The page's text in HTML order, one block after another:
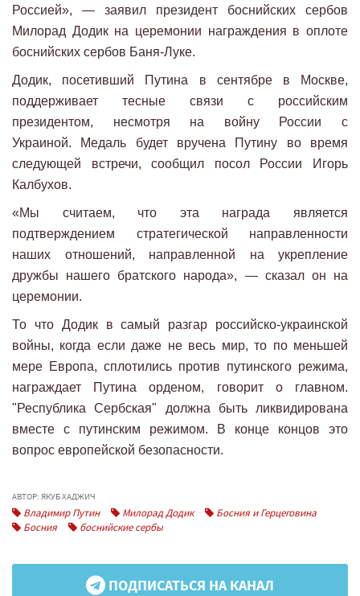
Россией», — заявил президент боснийских сербов
Милорад Додик на церемонии награждения в оплоте
боснийских сербов Баня-Луке.
Додик, посетивший Путина в сентябре в Москве,
поддерживает тесные связи с российским
президентом, несмотря на войну России с
Украиной. Медаль будет вручена Путину во время
следующей встречи, сообщил посол России Игорь
Калбухов.
«Мы считаем, что эта награда является
подтверждением стратегической направленности
наших отношений, направленной на укрепление
дружбы нашего братского народа», — сказал он на
церемонии.
То что Додик в самый разгар российско-украинской
войны, когда если даже не весь мир, то по меньшей
мере Европа, сплотились против путинского режима,
награждает Путина орденом, говорит о главном.
"Республика Сербская" должна быть ликвидирована
вместе с путинским режимом. В конце концов это
вопрос европейской безопасности.
АВТОР: ЯКУБ ХАДЖИЧ
Владимир Путин Милорад Додик
Босния и Герцеговина
Босния
боснийские сербы
ПОДПИСАТЬСЯ НА КАНАЛ